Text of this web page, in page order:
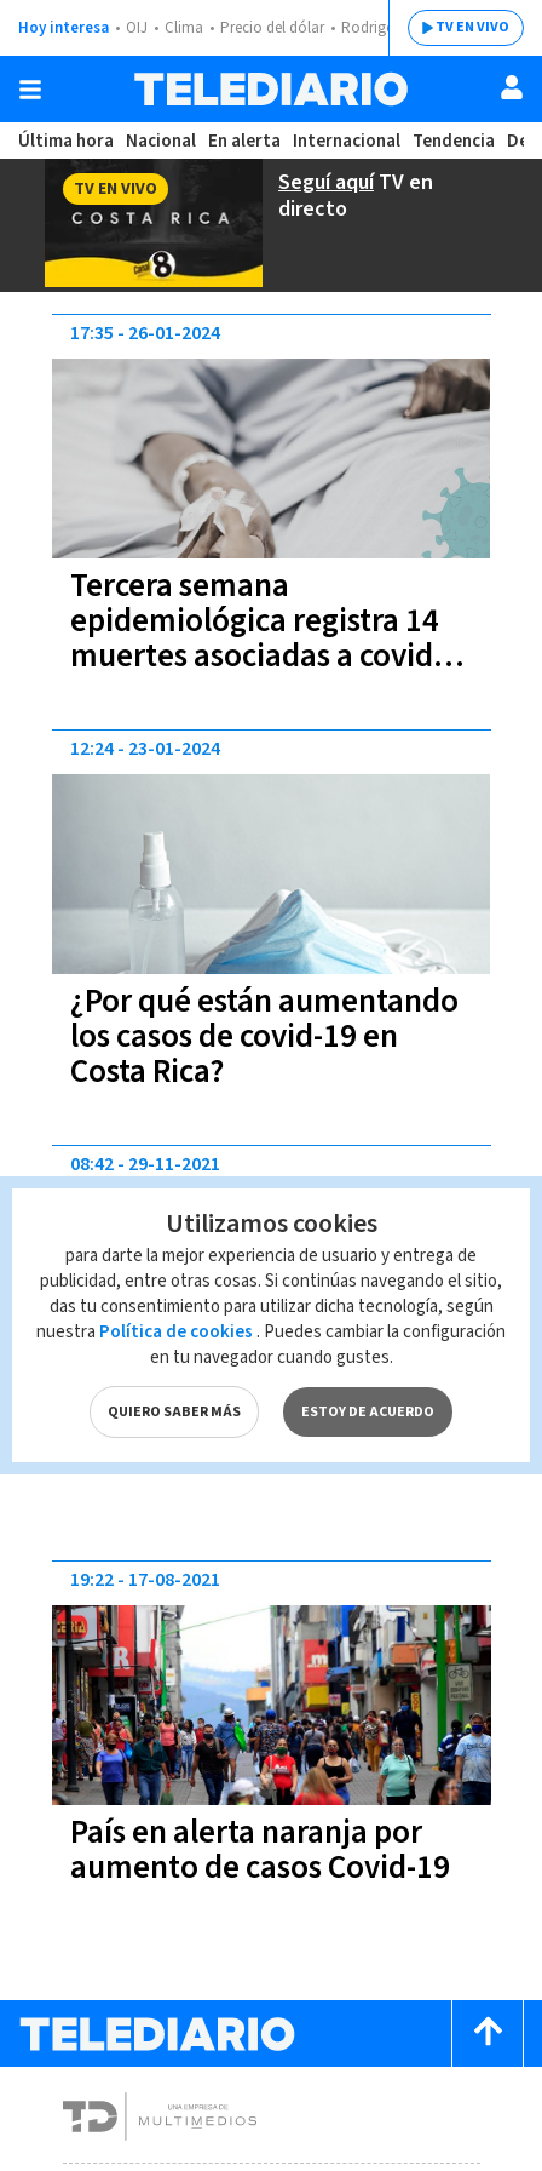
Hoy interesa OIJ Clima Precio del dólar Rodrigo ChavesTV EN VIVO
Última hora Nacional En alerta Internacional Tendencia
Seguí aquíTV en
directo
TV EN VIVO
Tercera semana
epidemiológica registra 14
muertes asociadas a covid-
17:35 26-01-2024
¿Por qué están aumentando
los casos de covid-19 en
Costa Rica?
12:24 23-01-2024
¿Qué significa "Ómicron"? La
nueva variante del Covid-19
08:42 29-11-2021
País en alerta naranja por
aumento de casos Covid-19
19:22 17-08-2021
Utilizamos cookies
para darte la mejor experiencia de usuario y entrega de
publicidad, entre otras cosas. Si continúas navegando el sitio,
das tu consentimiento para utilizar dicha tecnología, según
nuestra Política de cookies . Puedes cambiar la configuración
en tu navegador cuando gustes.
QUIERO SABER MÁS ESTOY DE ACUERDO